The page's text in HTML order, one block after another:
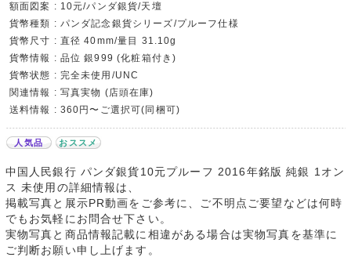
額面図案 : 10元/パンダ銀貨/天壇
貨幣種類 : パンダ記念銀貨シリーズ/プルーフ仕様
貨幣尺寸 : 直径 40mm/量目 31.10g
貨幣情報 : 品位 銀999 (化粧箱付き)
貨幣状態 : 完全未使用/UNC
関連情報 : 写真実物 (店頭在庫)
送料情報 : 360円〜ご選択可(同梱可)
人気品 おススメ
中国人民銀行 パンダ銀貨10元プルーフ 2016年銘版 純銀 1オン
ス 未使用の詳細情報は、
掲載写真と展示PR動画をご参考に、ご不明点ご要望などは何時
でもお気軽にお問合せ下さい。
実物写真と商品情報記載に相違がある場合は実物写真を基準に
ご判断お願い申し上げます。